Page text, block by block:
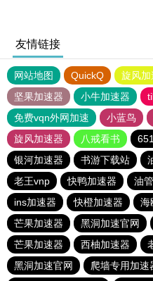
友情链接
网站地图 QuickQ 旋风加
坚果加速器
小牛加速器
免费vqn外网加速
小蓝鸟
旋风加速器
八戒看书
银河加速器
书游下载站
老王vnp
快鸭加速器 油
ins加速器
快橙加速器 海
芒果加速器
黑洞加速官网
芒果加速器
西柚加速器
黑洞加速官网
爬墙专用加速